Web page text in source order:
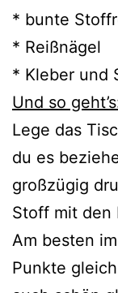
* bunte
* Reißnägel
* Kleber und
Und so
Lege das
du es
großzügig
Stoff mit den
Am besten
Punkte